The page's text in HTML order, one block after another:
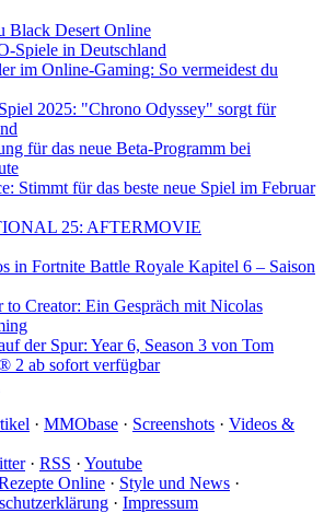
Black Desert Online
Spiele in Deutschland
im Online-Gaming: So vermeidest du
2025: "Chrono Odyssey" sorgt für
für das neue Beta-Programm bei
Stimmt für das beste neue Spiel im Februar
25: AFTERMOVIE
in Fortnite Battle Royale Kapitel 6 – Saison
to Creator: Ein Gespräch mit Nicolas
der Spur: Year 6, Season 3 von Tom
2 ab sofort verfügbar
· MMObase · Screenshots · Videos &
· RSS · Youtube
Online · Style und News ·
· Impressum